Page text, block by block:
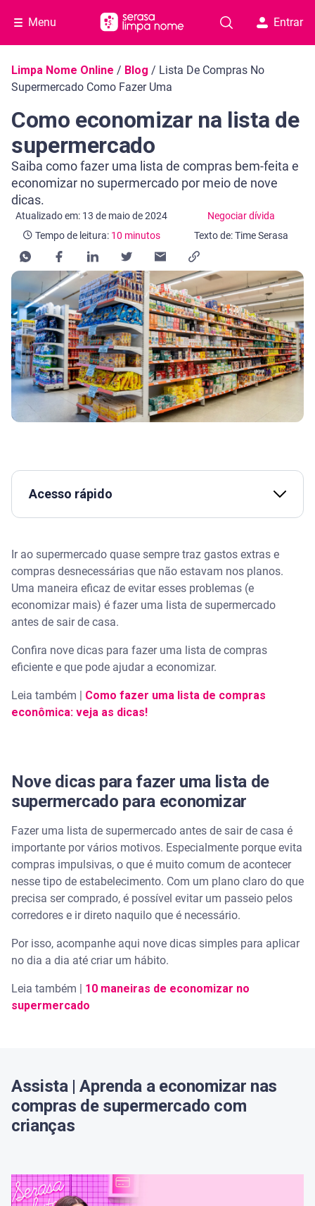
Menu Entrar
Navegação do blog
Limpa Nome Online / Blog / Lista De Compras No
Supermercado Como Fazer Uma
Como economizar na lista de
supermercado
Saiba como fazer uma lista de compras bem-feita e
economizar no supermercado por meio de nove
dicas.
Atualizado em: 13 de maio de 2024 Negociar dívida
Categoria Negociar dívida
Tempo de leitura: 10 minutos
Tempo de leitura: 10 minutos
Texto de: Time Serasa
Acesso rápido
Assista | Aprenda a economizar nas compras de
supermercado com crianças
1. Confira o que ainda tem na despensa e o que
2. Planeje as refeições dos dias seguintes
3. Anote o que falta na hora que acabar
5. Faça compras online
7. Não leve crianças
8. Faça compras em conjunto
9. Estabeleça um teto de gastos
Economize e guarde dinheiro para colocar as
Ir ao supermercado quase sempre traz gastos extras e
compras desnecessárias que não estavam nos planos.
Uma maneira eficaz de evitar esses problemas (e
economizar mais) é fazer uma lista de supermercado
antes de sair de casa.
Confira nove dicas para fazer uma lista de compras
eficiente e que pode ajudar a economizar.
Leia também | Como fazer uma lista de compras
econômica: veja as dicas!
Nove dicas para fazer uma lista de
supermercado para economizar
Fazer uma lista de supermercado antes de sair de casa é
importante por vários motivos. Especialmente porque evita
compras impulsivas, o que é muito comum de acontecer
nesse tipo de estabelecimento. Com um plano claro do que
precisa ser comprado, é possível evitar um passeio pelos
corredores e ir direto naquilo que é necessário.
Por isso, acompanhe aqui nove dicas simples para aplicar
no dia a dia até criar um hábito.
Leia também | 10 maneiras de economizar no
supermercado
Assista | Aprenda a economizar nas
compras de supermercado com
crianças